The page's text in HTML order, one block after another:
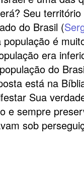
Seu
do Brasil (
é
era
do
está na
Sua
e sempre
sob